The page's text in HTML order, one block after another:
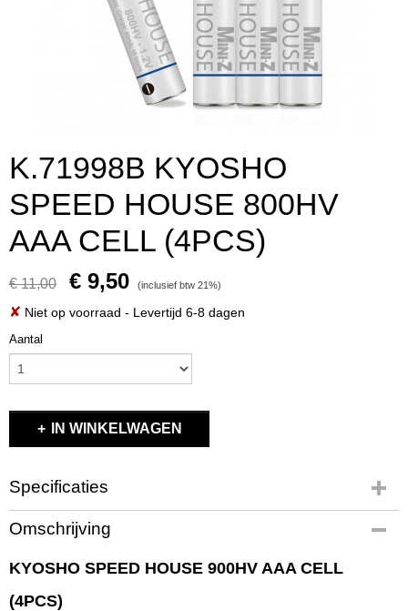
K.71998B KYOSHO
SPEED HOUSE 800HV
AAA CELL (4PCS)
€ 11,00 € 9,50 (inclusief btw 21%)
✘ Niet op voorraad - Levertijd 6-8 dagen
Aantal
IN WINKELWAGEN
Specificaties
Productcode
K.71998B
EAN code
Productcode leverancier
Omschrijving
KYOSHO SPEED HOUSE 900HV AAA CELL
(4PCS)